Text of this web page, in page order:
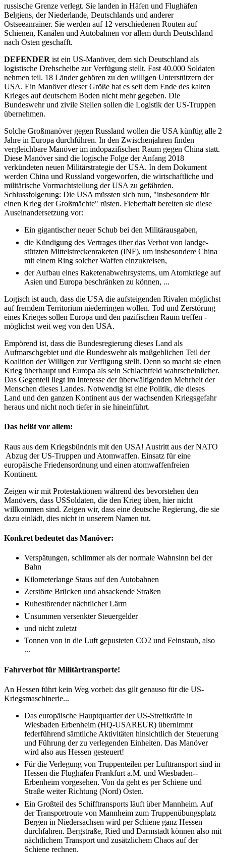
russische Grenze verlegt. Sie landen in Häfen und Flughäfen
Belgiens, der Niederlande, Deutschlands und anderer
Ostseeanrainer. Sie werden auf 12 verschiedenen Routen auf
Schienen, Kanälen und Auto­bahnen vor allem durch Deutschland
nach Osten geschafft.
DEFENDER ist ein US-­Manöver, dem sich Deutschland als
logistische Drehscheibe zur Verfügung stellt. Fast 40.000 Soldaten
nehmen teil. 18 Länder gehören zu den willigen Unterstützern der
USA. Ein Manöver dieser Größe hat es seit dem Ende des kalten
Krieges auf deutschem Bo­den nicht mehr gegeben. Die
Bundeswehr und zivile Stel­len sollen die Logistik der US-­Truppen
übernehmen.
Solche Großmanöver gegen Russland wollen die USA künftig alle 2
Jahre in Europa durchführen. In den Zwi­schenjahren finden
vergleichbare Manöver im indopazifi­schen Raum gegen China statt.
Diese Manöver sind die logische Folge der Anfang 2018
verkündeten neuen Mili­tärstrategie der USA. In dem Dokument
werden China und Russland vorgeworfen, die wirtschaftliche und
militärische Vormachtstellung der USA zu gefährden.
Schlussfolgerung: Die USA müssten sich nun, "insbesondere für
einen Krieg der Großmächte" rüsten. Fieberhaft bereiten sie diese
Aus­einandersetzung vor:
Ein gigantischer neuer Schub bei den Militärausgaben,
die Kündigung des Vertrages über das Verbot von landge­
stützten Mittelstreckenraketen (INF), um insbesondere China
mit einem Ring solcher Waffen einzukreisen,
der Aufbau eines Raketenabwehrsystems, um Atomkrie­ge auf
Asien und Europa beschränken zu können, ...
Logisch ist auch, dass die USA die aufsteigenden Rivalen möglichst
auf fremdem Territorium niederringen wollen. Tod und Zerstörung
eines Krieges sollen Europa und den pazifischen Raum treffen ­
möglichst weit weg von den USA.
Empörend ist, dass die Bundesregierung dieses Land als
Aufmarschgebiet und die Bundeswehr als maßgeblichen Teil der
Koalition der Willigen zur Verfügung stellt. Denn so macht sie einen
Krieg überhaupt und Europa als sein Schlachtfeld wahrscheinlicher.
Das Gegenteil liegt im In­teresse der überwältigenden Mehrheit der
Menschen dieses Landes. Notwendig ist eine Politik, die dieses
Land und den ganzen Kontinent aus der wachsenden Kriegsgefahr
heraus und nicht noch tiefer in sie hineinführt.
Das heißt vor allem:
Raus aus dem Kriegsbündnis mit den USA! Austritt aus der NATO
­ Abzug der US-­Truppen und Atomwaffen. Ein­satz für eine
europäische Friedensordnung und einen atom­waffenfreien
Kontinent.
Zeigen wir mit Protestaktionen während des bevorstehen­ den
Manövers, dass US­Soldaten, die den Krieg üben, hier nicht
willkommen sind. Zeigen wir, dass eine deutsche Re­gierung, die sie
dazu einlädt, dies nicht in unserem Namen tut.
Konkret bedeutet das Manöver:
Verspätungen, schlimmer als der normale Wahnsinn bei der
Bahn
Kilometerlange Staus auf den Auto­bahnen
Zerstörte Brücken und absackende Straßen
Ruhestörender nächtlicher Lärm
Unsummen versenkter Steuergelder
und nicht zuletzt
Tonnen von in die Luft gepusteten CO2 und Feinstaub, also
...
Fahrverbot für Militärtransporte!
An Hessen führt kein Weg vorbei: das gilt genauso für die US­-
Kriegs­maschinerie...
Das europäische Hauptquartier der US-­Streitkräfte in
Wiesbaden Er­benheim (HQ­-USAREUR) über­nimmt
federführend sämtliche Aktivitäten hinsichtlich der Steue­rung
und Führung der zu verlegen­den Einheiten. Das Manöver
wird also aus Hessen gesteuert!
Für die Verlegung von Truppentei­len per Lufttransport sind in
Hessen die Flughäfen Frankfurt a.M. und Wiesbaden-­
Erbenheim vorgesehen. Von da geht es per Schiene und
Straße weiter Richtung (Nord­) Os­ten.
Ein Großteil des Schifftransports läuft über Mannheim. Auf
der Transportroute von Mannheim zum Truppenübungsplatz
Bergen in Nie­dersachsen wird per Schiene ganz Hessen
durchfahren. Bergstraße, Ried und Darmstadt können also mit
nächtlichem Transport und zusätzli­chem Chaos auf der
Schiene rech­nen.